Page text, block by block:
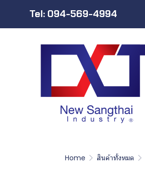
Tel: 094-569-4994
Home สินค้าทั้งหมด